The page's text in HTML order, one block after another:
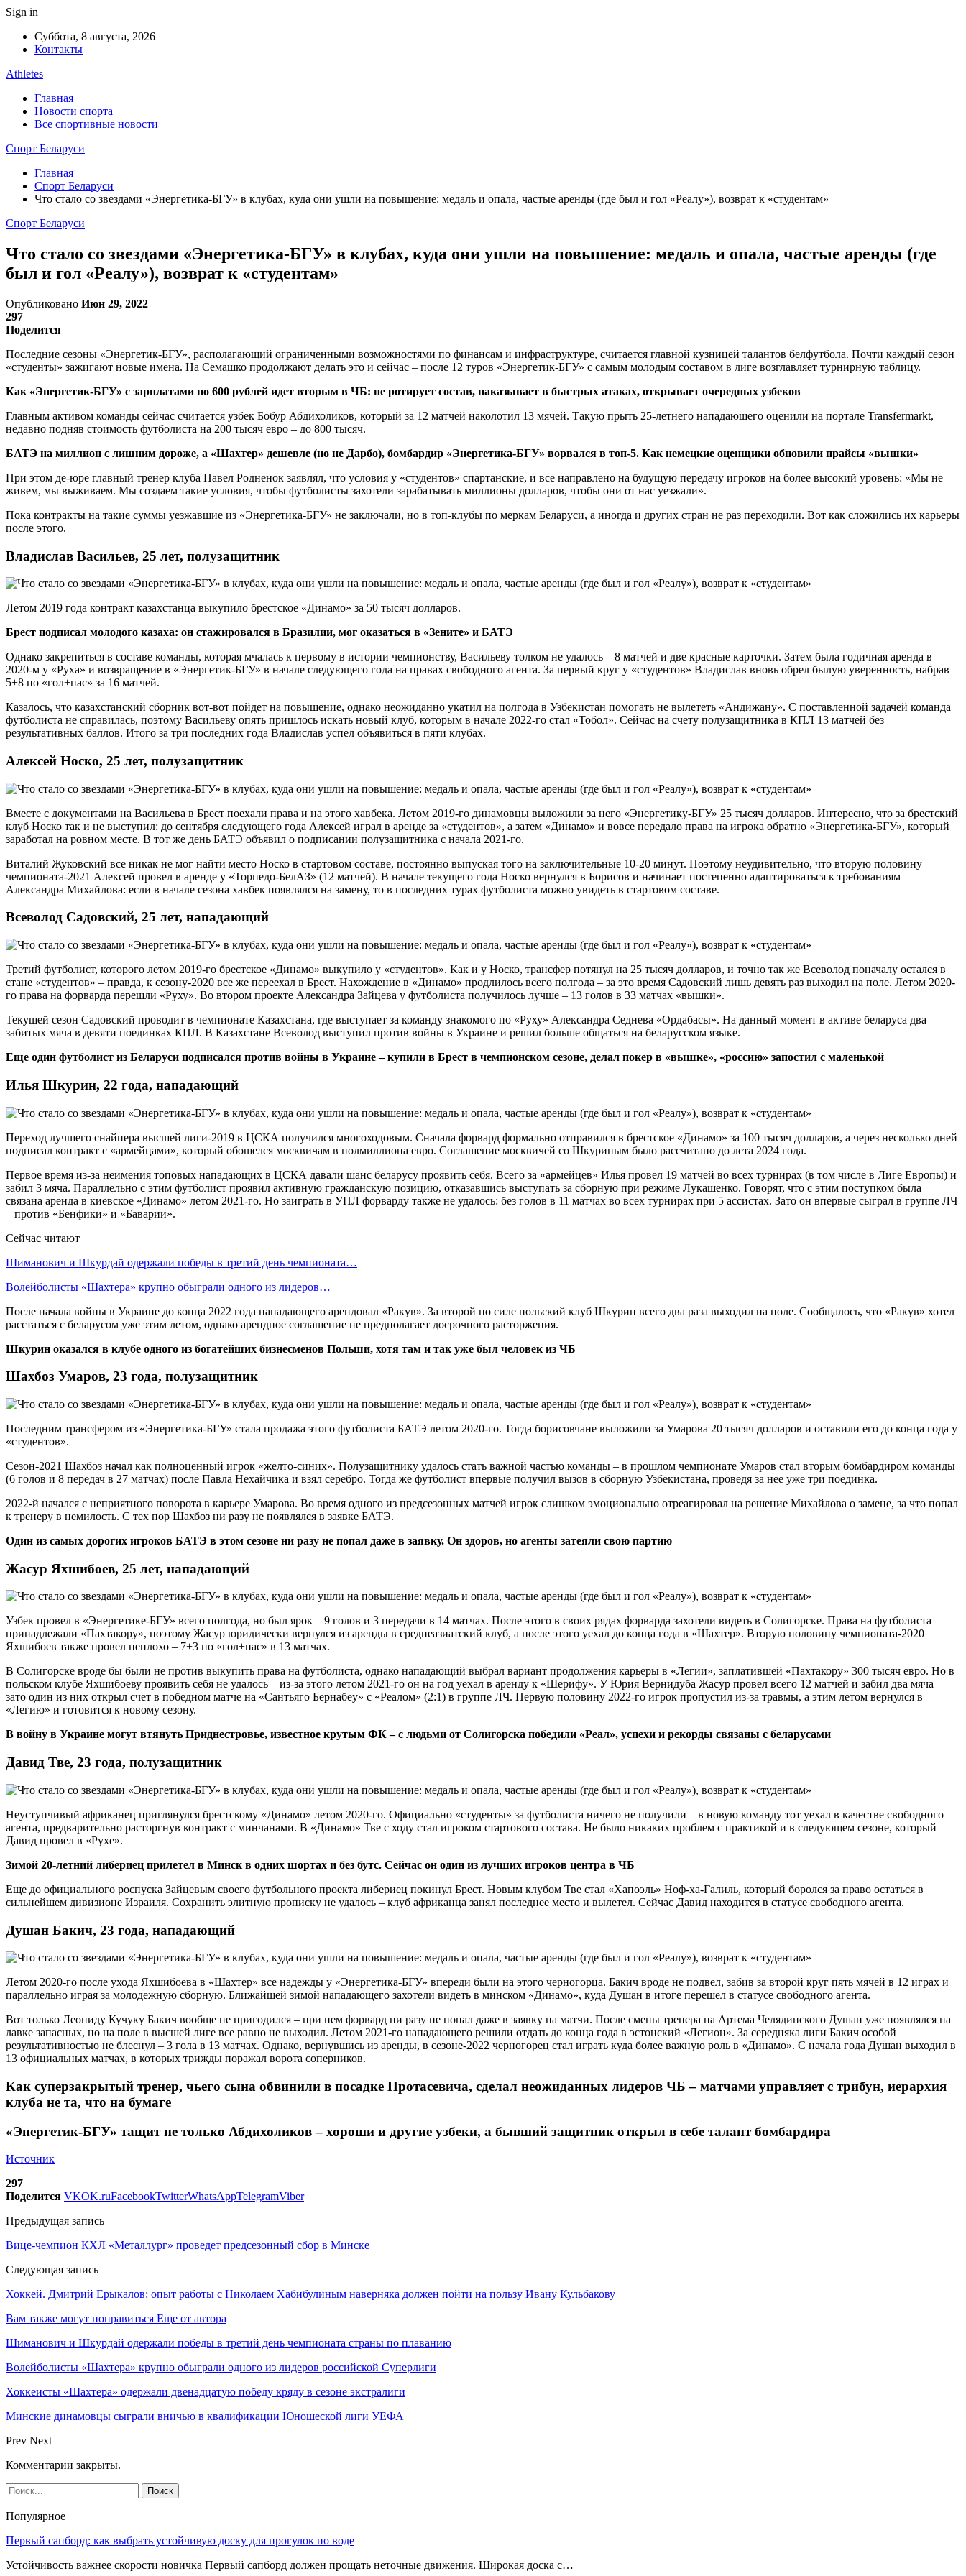
Sign in
Суббота, 8 августа, 2026
Контакты
Athletes
Главная
Новости спорта
Все спортивные новости
Спорт Беларуси
Главная
Спорт Беларуси
Что стало со звездами «Энергетика-БГУ» в клубах, куда они ушли на повышение: медаль и опала, частые аренды (где был и гол «Реалу»), возврат к «студентам»
Спорт Беларуси
Что стало со звездами «Энергетика-БГУ» в клубах, куда они ушли на повышение: медаль и опала, частые аренды (где
был и гол «Реалу»), возврат к «студентам»
Опубликовано Июн 29, 2022
297
Поделится
Последние сезоны «Энергетик-БГУ», располагающий ограниченными возможностями по финансам и инфраструктуре, считается главной кузницей талантов белфутбола. Почти каждый сезон
«студенты» зажигают новые имена. На Семашко продолжают делать это и сейчас – после 12 туров «Энергетик-БГУ» с самым молодым составом в лиге возглавляет турнирную таблицу.
Как «Энергетик-БГУ» с зарплатами по 600 рублей идет вторым в ЧБ: не ротирует состав, наказывает в быстрых атаках, открывает очередных узбеков
Главным активом команды сейчас считается узбек Бобур Абдихоликов, который за 12 матчей наколотил 13 мячей. Такую прыть 25-летнего нападающего оценили на портале Transfermarkt,
недавно подняв стоимость футболиста на 200 тысяч евро – до 800 тысяч.
БАТЭ на миллион с лишним дороже, а «Шахтер» дешевле (но не Дарбо), бомбардир «Энергетика-БГУ» ворвался в топ-5. Как немецкие оценщики обновили прайсы «вышки»
При этом де-юре главный тренер клуба Павел Родненок заявлял, что условия у «студентов» спартанские, и все направлено на будущую передачу игроков на более высокий уровень: «Мы не
живем, мы выживаем. Мы создаем такие условия, чтобы футболисты захотели зарабатывать миллионы долларов, чтобы они от нас уезжали».
Пока контракты на такие суммы уезжавшие из «Энергетика-БГУ» не заключали, но в топ-клубы по меркам Беларуси, а иногда и других стран не раз переходили. Вот как сложились их карьеры
после этого.
Владислав Васильев, 25 лет, полузащитник
Летом 2019 года контракт казахстанца выкупило брестское «Динамо» за 50 тысяч долларов.
Брест подписал молодого казаха: он стажировался в Бразилии, мог оказаться в «Зените» и БАТЭ
Однако закрепиться в составе команды, которая мчалась к первому в истории чемпионству, Васильеву толком не удалось – 8 матчей и две красные карточки. Затем была годичная аренда в
2020-м у «Руха» и возвращение в «Энергетик-БГУ» в начале следующего года на правах свободного агента. За первый круг у «студентов» Владислав вновь обрел былую уверенность, набрав
5+8 по «гол+пас» за 16 матчей.
Казалось, что казахстанский сборник вот-вот пойдет на повышение, однако неожиданно укатил на полгода в Узбекистан помогать не вылететь «Андижану». С поставленной задачей команда
футболиста не справилась, поэтому Васильеву опять пришлось искать новый клуб, которым в начале 2022-го стал «Тобол». Сейчас на счету полузащитника в КПЛ 13 матчей без
результативных баллов. Итого за три последних года Владислав успел объявиться в пяти клубах.
Алексей Носко, 25 лет, полузащитник
Вместе с документами на Васильева в Брест поехали права и на этого хавбека. Летом 2019-го динамовцы выложили за него «Энергетику-БГУ» 25 тысяч долларов. Интересно, что за брестский
клуб Носко так и не выступил: до сентября следующего года Алексей играл в аренде за «студентов», а затем «Динамо» и вовсе передало права на игрока обратно «Энергетика-БГУ», который
заработал на ровном месте. В тот же день БАТЭ объявил о подписании полузащитника с начала 2021-го.
Виталий Жуковский все никак не мог найти место Носко в стартовом составе, постоянно выпуская того на заключительные 10-20 минут. Поэтому неудивительно, что вторую половину
чемпионата-2021 Алексей провел в аренде у «Торпедо-БелАЗ» (12 матчей). В начале текущего года Носко вернулся в Борисов и начинает постепенно адаптироваться к требованиям
Александра Михайлова: если в начале сезона хавбек появлялся на замену, то в последних турах футболиста можно увидеть в стартовом составе.
Всеволод Садовский, 25 лет, нападающий
Третий футболист, которого летом 2019-го брестское «Динамо» выкупило у «студентов». Как и у Носко, трансфер потянул на 25 тысяч долларов, и точно так же Всеволод поначалу остался в
стане «студентов» – правда, к сезону-2020 все же переехал в Брест. Нахождение в «Динамо» продлилось всего полгода – за это время Садовский лишь девять раз выходил на поле. Летом 2020-
го права на форварда перешли «Руху». Во втором проекте Александра Зайцева у футболиста получилось лучше – 13 голов в 33 матчах «вышки».
Текущей сезон Садовский проводит в чемпионате Казахстана, где выступает за команду знакомого по «Руху» Александра Седнева «Ордабасы». На данный момент в активе беларуса два
забитых мяча в девяти поединках КПЛ. В Казахстане Всеволод выступил против войны в Украине и решил больше общаться на беларусском языке.
Еще один футболист из Беларуси подписался против войны в Украине – купили в Брест в чемпионском сезоне, делал покер в «вышке», «россию» запостил с маленькой
Илья Шкурин, 22 года, нападающий
Переход лучшего снайпера высшей лиги-2019 в ЦСКА получился многоходовым. Сначала форвард формально отправился в брестское «Динамо» за 100 тысяч долларов, а через несколько дней
подписал контракт с «армейцами», который обошелся москвичам в полмиллиона евро. Соглашение москвичей со Шкуриным было рассчитано до лета 2024 года.
Первое время из-за неимения топовых нападающих в ЦСКА давали шанс беларусу проявить себя. Всего за «армейцев» Илья провел 19 матчей во всех турнирах (в том числе в Лиге Европы) и
забил 3 мяча. Параллельно с этим футболист проявил активную гражданскую позицию, отказавшись выступать за сборную при режиме Лукашенко. Говорят, что с этим поступком была
связана аренда в киевское «Динамо» летом 2021-го. Но заиграть в УПЛ форварду также не удалось: без голов в 11 матчах во всех турнирах при 5 ассистах. Зато он впервые сыграл в группе ЛЧ
– против «Бенфики» и «Баварии».
Сейчас читают
Шиманович и Шкурдай одержали победы в третий день чемпионата…
Волейболисты «Шахтера» крупно обыграли одного из лидеров…
После начала войны в Украине до конца 2022 года нападающего арендовал «Ракув». За второй по силе польский клуб Шкурин всего два раза выходил на поле. Сообщалось, что «Ракув» хотел
расстаться с беларусом уже этим летом, однако арендное соглашение не предполагает досрочного расторжения.
Шкурин оказался в клубе одного из богатейших бизнесменов Польши, хотя там и так уже был человек из ЧБ
Шахбоз Умаров, 23 года, полузащитник
Последним трансфером из «Энергетика-БГУ» стала продажа этого футболиста БАТЭ летом 2020-го. Тогда борисовчане выложили за Умарова 20 тысяч долларов и оставили его до конца года у
«студентов».
Сезон-2021 Шахбоз начал как полноценный игрок «желто-синих». Полузащитнику удалось стать важной частью команды – в прошлом чемпионате Умаров стал вторым бомбардиром команды
(6 голов и 8 передач в 27 матчах) после Павла Нехайчика и взял серебро. Тогда же футболист впервые получил вызов в сборную Узбекистана, проведя за нее уже три поединка.
2022-й начался с неприятного поворота в карьере Умарова. Во время одного из предсезонных матчей игрок слишком эмоционально отреагировал на решение Михайлова о замене, за что попал
к тренеру в немилость. С тех пор Шахбоз ни разу не появлялся в заявке БАТЭ.
Один из самых дорогих игроков БАТЭ в этом сезоне ни разу не попал даже в заявку. Он здоров, но агенты затеяли свою партию
Жасур Яхшибоев, 25 лет, нападающий
Узбек провел в «Энергетике-БГУ» всего полгода, но был ярок – 9 голов и 3 передачи в 14 матчах. После этого в своих рядах форварда захотели видеть в Солигорске. Права на футболиста
принадлежали «Пахтакору», поэтому Жасур юридически вернулся из аренды в среднеазиатский клуб, а после этого уехал до конца года в «Шахтер». Вторую половину чемпионата-2020
Яхшибоев также провел неплохо – 7+3 по «гол+пас» в 13 матчах.
В Солигорске вроде бы были не против выкупить права на футболиста, однако нападающий выбрал вариант продолжения карьеры в «Легии», заплатившей «Пахтакору» 300 тысяч евро. Но в
польском клубе Яхшибоеву проявить себя не удалось – из-за этого летом 2021-го он на год уехал в аренду к «Шерифу». У Юрия Вернидуба Жасур провел всего 12 матчей и забил два мяча –
зато один из них открыл счет в победном матче на «Сантьяго Бернабеу» с «Реалом» (2:1) в группе ЛЧ. Первую половину 2022-го игрок пропустил из-за травмы, а этим летом вернулся в
«Легию» и готовится к новому сезону.
В войну в Украине могут втянуть Приднестровье, известное крутым ФК – с людьми от Солигорска победили «Реал», успехи и рекорды связаны с беларусами
Давид Тве, 23 года, полузащитник
Неуступчивый африканец приглянулся брестскому «Динамо» летом 2020-го. Официально «студенты» за футболиста ничего не получили – в новую команду тот уехал в качестве свободного
агента, предварительно расторгнув контракт с минчанами. В «Динамо» Тве с ходу стал игроком стартового состава. Не было никаких проблем с практикой и в следующем сезоне, который
Давид провел в «Рухе».
Зимой 20-летний либериец прилетел в Минск в одних шортах и без бутс. Сейчас он один из лучших игроков центра в ЧБ
Еще до официального роспуска Зайцевым своего футбольного проекта либериец покинул Брест. Новым клубом Тве стал «Хапоэль» Ноф-ха-Галиль, который боролся за право остаться в
сильнейшем дивизионе Израиля. Сохранить элитную прописку не удалось – клуб африканца занял последнее место и вылетел. Сейчас Давид находится в статусе свободного агента.
Душан Бакич, 23 года, нападающий
Летом 2020-го после ухода Яхшибоева в «Шахтер» все надежды у «Энергетика-БГУ» впереди были на этого черногорца. Бакич вроде не подвел, забив за второй круг пять мячей в 12 играх и
параллельно играя за молодежную сборную. Ближайшей зимой нападающего захотели видеть в минском «Динамо», куда Душан в итоге перешел в статусе свободного агента.
Вот только Леониду Кучуку Бакич вообще не пригодился – при нем форвард ни разу не попал даже в заявку на матчи. После смены тренера на Артема Челядинского Душан уже появлялся на
лавке запасных, но на поле в высшей лиге все равно не выходил. Летом 2021-го нападающего решили отдать до конца года в эстонский «Легион». За середняка лиги Бакич особой
результативностью не блеснул – 3 гола в 13 матчах. Однако, вернувшись из аренды, в сезоне-2022 черногорец стал играть куда более важную роль в «Динамо». С начала года Душан выходил в
13 официальных матчах, в которых трижды поражал ворота соперников.
Как суперзакрытый тренер, чьего сына обвинили в посадке Протасевича, сделал неожиданных лидеров ЧБ – матчами управляет с трибун, иерархия
клуба не та, что на бумаге
«Энергетик-БГУ» тащит не только Абдихоликов – хороши и другие узбеки, а бывший защитник открыл в себе талант бомбардира
Источник
297
Поделится VKOK.ruFacebookTwitterWhatsAppTelegramViber
Предыдущая запись
Вице-чемпион КХЛ «Металлург» проведет предсезонный сбор в Минске
Следующая запись
Хоккей. Дмитрий Ерыкалов: опыт работы с Николаем Хабибулиным наверняка должен пойти на пользу Ивану Кульбакову
Вам также могут понравиться Еще от автора
Шиманович и Шкурдай одержали победы в третий день чемпионата страны по плаванию
Волейболисты «Шахтера» крупно обыграли одного из лидеров российской Суперлиги
Хоккеисты «Шахтера» одержали двенадцатую победу кряду в сезоне экстралиги
Минские динамовцы сыграли вничью в квалификации Юношеской лиги УЕФА
Prev Next
Комментарии закрыты.
Популярное
Первый сапборд: как выбрать устойчивую доску для прогулок по воде
Устойчивость важнее скорости новичка Первый сапборд должен прощать неточные движения. Широкая доска с…